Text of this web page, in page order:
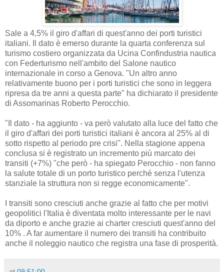
Sale a 4,5% il giro d'affari di quest'anno dei porti turistici
italiani. Il dato è emerso durante la quarta conferenza sul
turismo costiero organizzata da Ucina Confindustria nautica
con Federturismo nell'ambito del Salone nautico
internazionale in corso a Genova. "Un altro anno
relativamente buono per i porti turistici che sono in leggera
ripresa da tre anni a questa parte" ha dichiarato il presidente
di Assomarinas Roberto Perocchio.
"Il dato - ha aggiunto - va però valutato alla luce del fatto che
il giro d'affari dei porti turistici italiani è ancora al 25% al di
sotto rispetto al periodo pre crisi". Nella stagione appena
conclusa si è registrato un incremento più marcato dei
transiti (+7%) "che però - ha spiegato Perocchio - non fanno
la salute totale di un porto turistico perché senza l'utenza
stanziale la struttura non si regge economicamente".
I transiti sono cresciuti anche grazie al fatto che per motivi
geopolitici l'Italia è diventata molto interessante per le navi
da diporto e anche grazie ai charter cresciuti quest'anno del
10% . A far aumentare il numero dei transiti ha contribuito
anche il noleggio nautico che registra una fase di prosperità.